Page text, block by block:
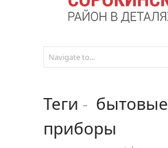
Теги - бытовые
приборы